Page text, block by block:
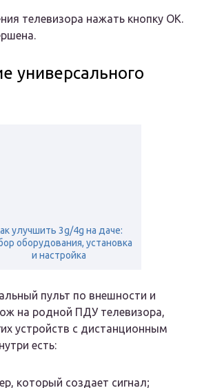
телевизора нажать кнопку ОК.
универсального
улучшить 3g/4g на даче:
оборудования, установка
и настройка
пульт по внешности и
на родной ПДУ телевизора,
устройств с дистанционным
есть:
который создает сигнал;